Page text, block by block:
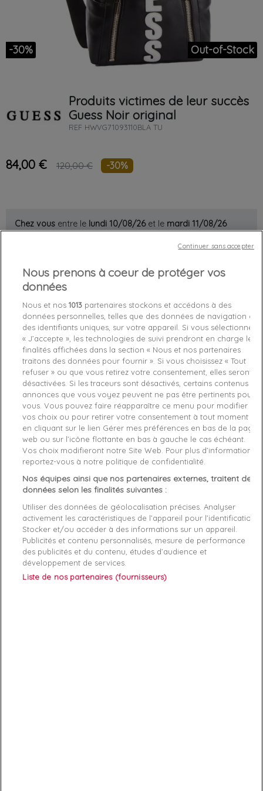
-30% Out-of-Stock
Produits victimes de leur succès
Guess Noir original
REF HWVG71093110BLA TU
84,00 € 120,00 € -30%
Chez vous entre le lundi 10/08/26et le mardi 11/08/26
Livraison gratuite *
Retours sous 100 jours
Produit certifié authentique
Caractéristiques produit
Description Détails du produit Fabriquant
Article: original
Reference: HWVG71093110BLA
Manufacture: Guess
Product category: Sac à dos femme
ABONNEZ-VOUS
Exclusivités, offres et nouveautés !
Nous prenons à coeur de protéger vos
données
Nous et nos1013 partenaires stockons et accédons à des
données personnelles, telles que des données de navigation ou
des identifiants uniques, sur votre appareil. Si vous sélectionnez
« J’accepte », les technologies de suivi prendront en charge les
finalités affichées dans la section « Nous et nos partenaires
traitons des données pour fournir ». Si vous choisissez « Tout
refuser » ou que vous retirez votre consentement, elles seront
désactivées. Si les traceurs sont désactivés, certains contenus et
annonces que vous voyez peuvent ne pas être pertinents pour
vous. Vous pouvez faire réapparaître ce menu pour modifier
vos choix ou pour retirer votre consentement à tout moment
en cliquant sur le lien Gérer mes préférences en bas de la page
web ou sur l’icône flottante en bas à gauche le cas échéant.
Vos choix modifieront notre Site Web. Pour plus d’informations,
reportez-vous à notre politique de confidentialité.
Nos équipes ainsi que nos partenaires externes, traitent des
données selon les finalités suivantes :
Utiliser des données de géolocalisation précises. Analyser
activement les caractéristiques de l’appareil pour l’identification.
Stocker et/ou accéder à des informations sur un appareil.
Publicités et contenu personnalisés, mesure de performance
des publicités et du contenu, études d’audience et
développement de services.
Liste de nos partenaires (fournisseurs)
Continuer sans accepter